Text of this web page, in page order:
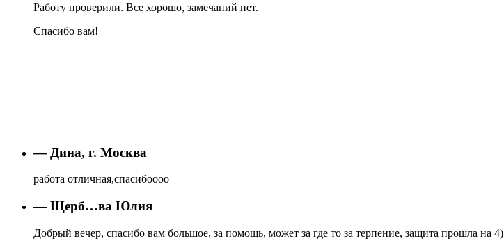
Работу проверили. Все хорошо, замечаний нет.
Спасибо вам!
— Дина, г. Москва
работа отличная,спасибоооо
— Щерб…ва Юлия
Добрый вечер, спасибо вам большое, за помощь, может за где то за терпение, защита прошла на 4)